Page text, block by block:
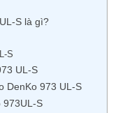
S là gì?
S
UL-S
DenKo 973 UL-S
973UL-S